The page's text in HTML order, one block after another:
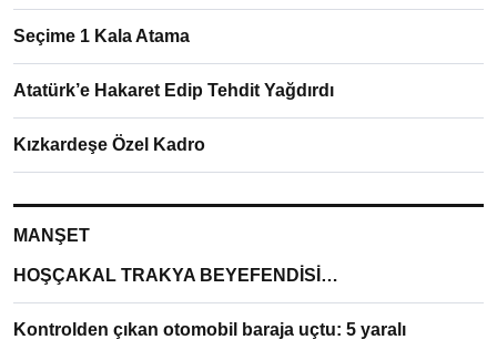
Seçime 1 Kala Atama
Atatürk’e Hakaret Edip Tehdit Yağdırdı
Kızkardeşe Özel Kadro
MANŞET
HOŞÇAKAL TRAKYA BEYEFENDİSİ…
Kontrolden çıkan otomobil baraja uçtu: 5 yaralı